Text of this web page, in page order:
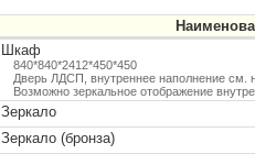
Шкаф
840*840*2412*450*450
Дверь ЛДСП, внутреннее наполнение см.
Возможно зеркальное отображение
Зеркало
Зеркало (бронза)